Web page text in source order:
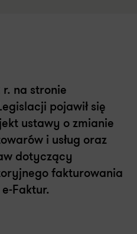
r. na stronie
pojawił się
ustawy o zmianie
i usług oraz
dotyczący
fakturowania
Faktur.